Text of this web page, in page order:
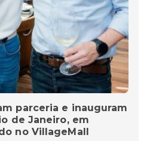
parceria e inauguram
de Janeiro, em
no VillageMall